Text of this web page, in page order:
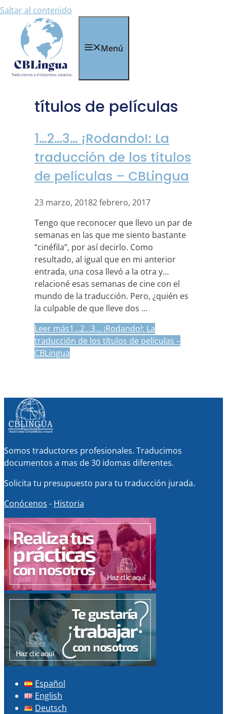
Saltar al contenido
Menú
títulos de películas
1…2…3… ¡Rodando!: La
traducción de los títulos
de películas – CBLingua
23 marzo, 20182 febrero, 2017
Tengo que reconocer que llevo un par de
semanas en las que me siento bastante
“cinéfila”, por así decirlo. Como
resultado, al igual que en mi anterior
entrada, una cosa llevó a la otra y…
relacioné esas semanas de cine con el
mundo de la traducción. Pero, ¿quién es
la culpable de que lleve dos …
Leer más1…2…3… ¡Rodando!: La
traducción de los títulos de películas –
CBLingua
Somos traductores profesionales. Traducimos
documentos a mas de 30 idomas diferentes.
Solicita tu presupuesto para tu traducción jurada.
Conócenos - Historia
Español
English
Deutsch